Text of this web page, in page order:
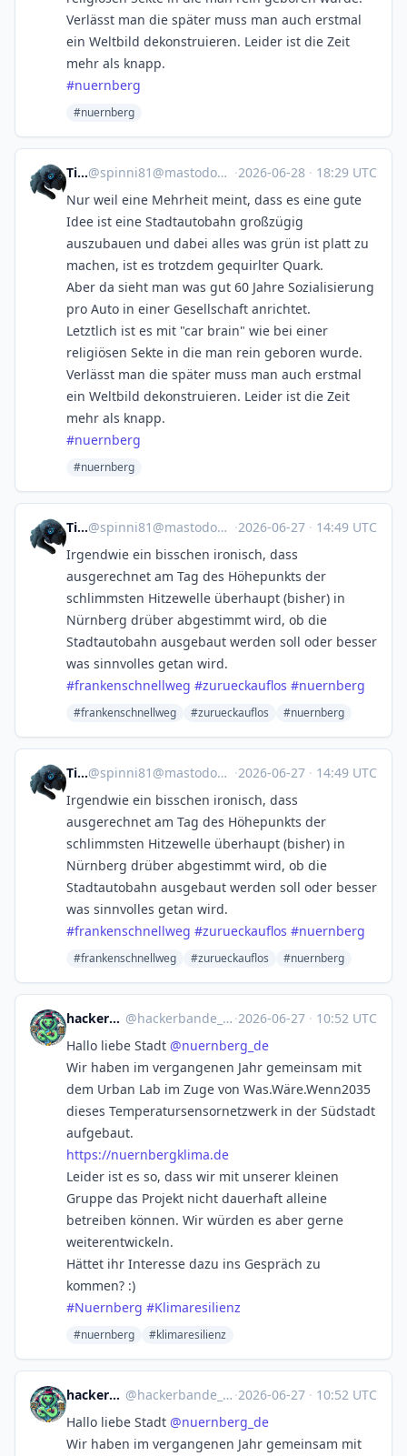
Verlässt man die später muss man auch erstmal
ein Weltbild dekonstruieren. Leider ist die Zeit
mehr als knapp.
#nuernberg
#nuernberg
Tina@spinni81@mastodon.social ·2026-06-28 · 18:29 UTC
Nur weil eine Mehrheit meint, dass es eine gute
Idee ist eine Stadtautobahn großzügig
auszubauen und dabei alles was grün ist platt zu
machen, ist es trotzdem gequirlter Quark.
Aber da sieht man was gut 60 Jahre Sozialisierung
pro Auto in einer Gesellschaft anrichtet.
Letztlich ist es mit "car brain" wie bei einer
religiösen Sekte in die man rein geboren wurde.
Verlässt man die später muss man auch erstmal
ein Weltbild dekonstruieren. Leider ist die Zeit
mehr als knapp.
#nuernberg
#nuernberg
Tina@spinni81@mastodon.social ·2026-06-27 · 14:49 UTC
Irgendwie ein bisschen ironisch, dass
ausgerechnet am Tag des Höhepunkts der
schlimmsten Hitzewelle überhaupt (bisher) in
Nürnberg drüber abgestimmt wird, ob die
Stadtautobahn ausgebaut werden soll oder besser
was sinnvolles getan wird.
#frankenschnellweg #zurueckauflos #nuernberg
#frankenschnellweg #zurueckauflos #nuernberg
Tina@spinni81@mastodon.social ·2026-06-27 · 14:49 UTC
Irgendwie ein bisschen ironisch, dass
ausgerechnet am Tag des Höhepunkts der
schlimmsten Hitzewelle überhaupt (bisher) in
Nürnberg drüber abgestimmt wird, ob die
Stadtautobahn ausgebaut werden soll oder besser
was sinnvolles getan wird.
#frankenschnellweg #zurueckauflos #nuernberg
#frankenschnellweg #zurueckauflos #nuernberg
hackerbande_nbg @hackerbande_nbg@chaos.social ·2026-06-27 · 10:52 UTC
Hallo liebe Stadt @nuernberg_de
Wir haben im vergangenen Jahr gemeinsam mit
dem Urban Lab im Zuge von Was.Wäre.Wenn2035
dieses Temperatursensornetzwerk in der Südstadt
aufgebaut.
https://nuernbergklima.de
Leider ist es so, dass wir mit unserer kleinen
Gruppe das Projekt nicht dauerhaft alleine
betreiben können. Wir würden es aber gerne
weiterentwickeln.
Hättet ihr Interesse dazu ins Gespräch zu
kommen? :)
#Nuernberg #Klimaresilienz
#nuernberg #klimaresilienz
hackerbande_nbg @hackerbande_nbg@chaos.social ·2026-06-27 · 10:52 UTC
Hallo liebe Stadt @nuernberg_de
Wir haben im vergangenen Jahr gemeinsam mit